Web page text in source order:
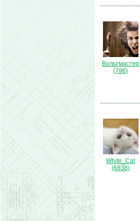
Вольтмастер
(796)
White_Cat
(6838)